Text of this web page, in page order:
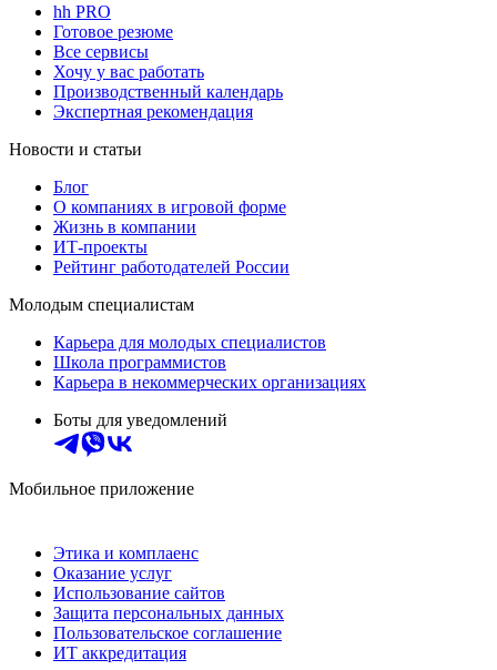
hh PRO
Готовое резюме
Все сервисы
Хочу у вас работать
Производственный календарь
Экспертная рекомендация
Новости и статьи
Блог
О компаниях в игровой форме
Жизнь в компании
ИТ-проекты
Рейтинг работодателей России
Молодым специалистам
Карьера для молодых специалистов
Школа программистов
Карьера в некоммерческих организациях
Боты для уведомлений
Мобильное приложение
Этика и комплаенс
Оказание услуг
Использование сайтов
Защита персональных данных
Пользовательское соглашение
ИТ аккредитация